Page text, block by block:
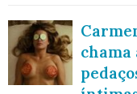
chama